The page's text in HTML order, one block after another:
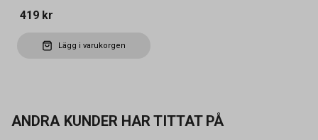
419 kr
Lägg i varukorgen
ANDRA KUNDER HAR TITTAT PÅ